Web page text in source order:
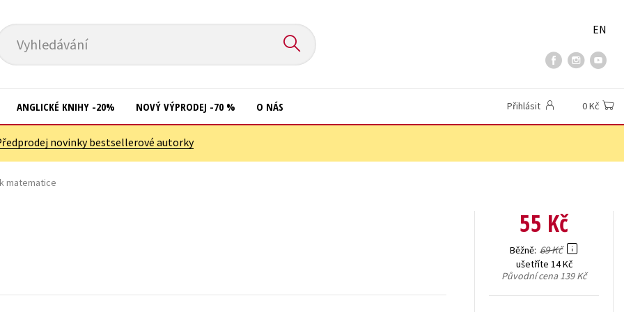
Vyhledávání
EN
Kuchařky
ANGLICKÉ KNIHY -20% NOVÝ VÝPRODEJ -70 % O NÁS Přihlásit 0 Kč
novinky bestsellerové autorky
matematice
55 Kč
Běžně 69 Kč
ušetříte 14 Kč
Původní cena139 Kč